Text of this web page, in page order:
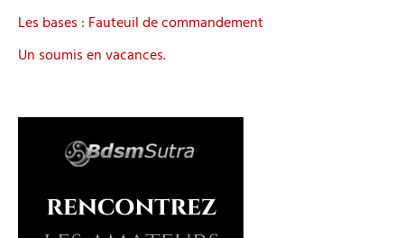
Les bases : Fauteuil de commandement
Un soumis en vacances.